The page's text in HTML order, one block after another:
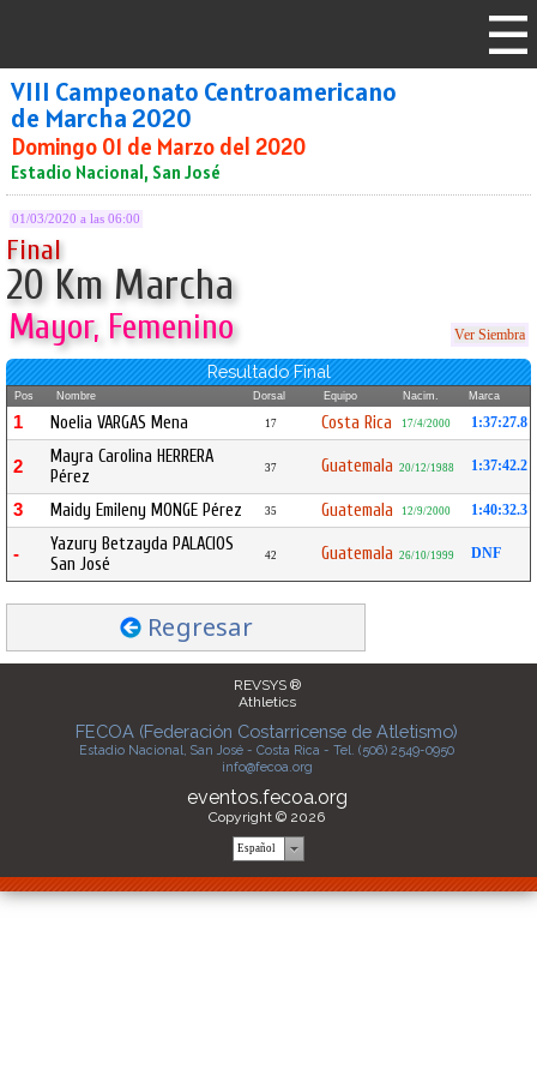
VIII Campeonato Centroamericano
de Marcha 2020
Domingo 01 de Marzo del 2020
Estadio Nacional, San José
01/03/2020 a las 06:00
Final
20 Km Marcha
Mayor, Femenino Ver Siembra
Resultado Final
Pos Nombre Dorsal Equipo Nacim. Marca
1 Noelia VARGAS Mena 17 Costa Rica 17/4/2000 1:37:27.8
2
Mayra Carolina HERRERA
Pérez
37 Guatemala 20/12/1988 1:37:42.2
3 Maidy Emileny MONGE Pérez 35 Guatemala 12/9/2000 1:40:32.3
-
Yazury Betzayda PALACIOS
San José
42 Guatemala 26/10/1999 DNF
Regresar
REVSYS ®
Athletics
FECOA (Federación Costarricense de Atletismo)
Estadio Nacional, San José - Costa Rica - Tel. (506) 2549-0950
info@fecoa.org
eventos.fecoa.org
Copyright © 2026